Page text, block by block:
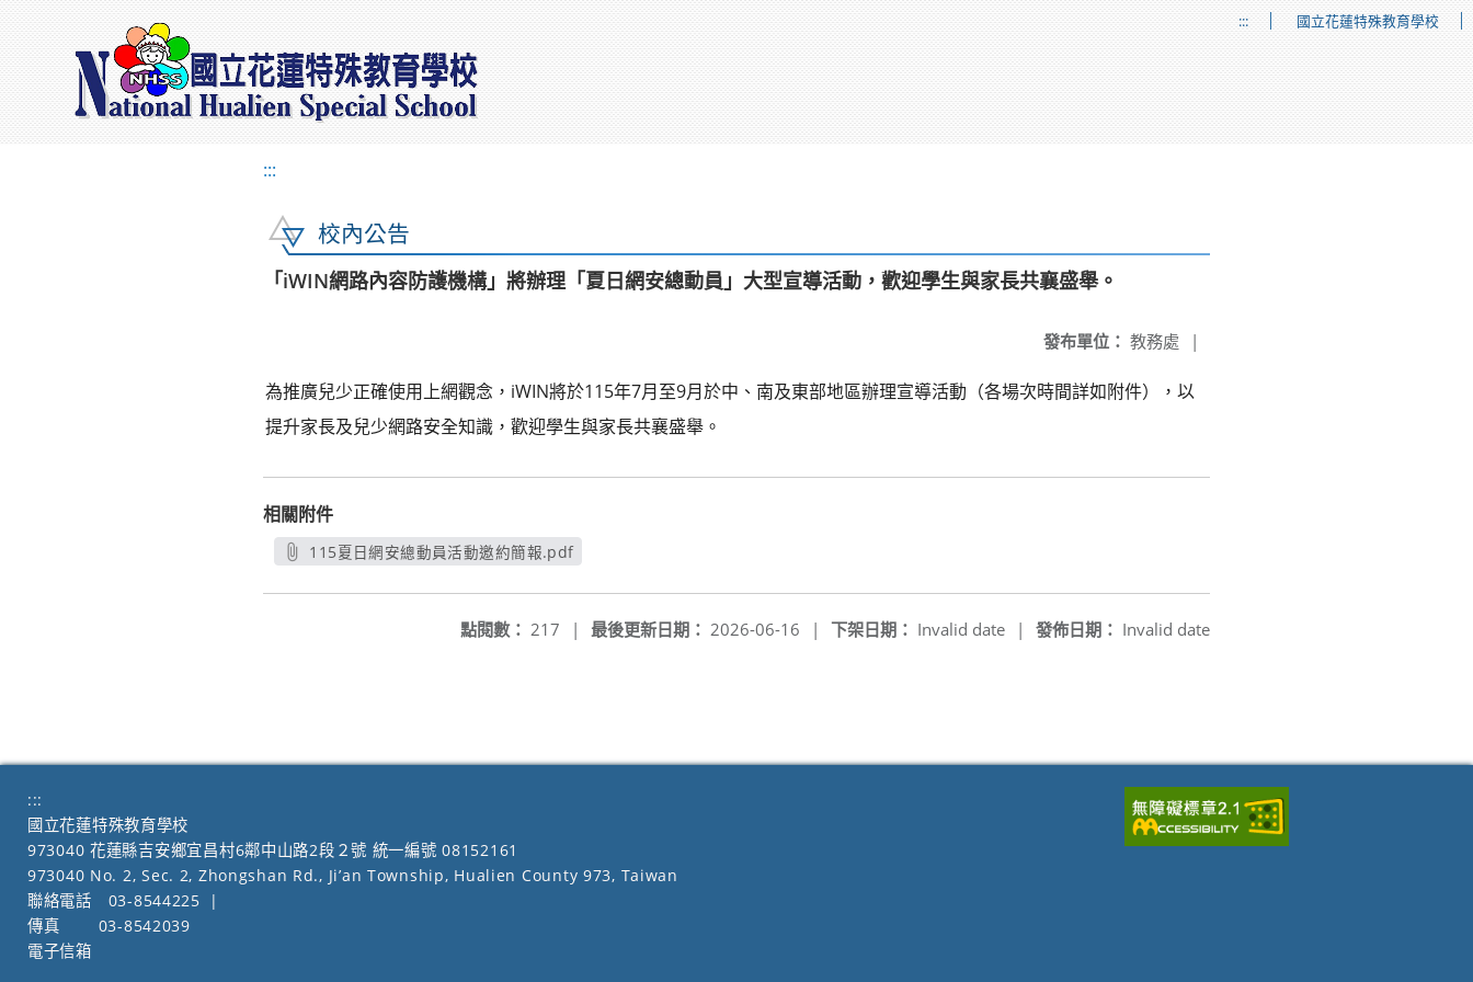
::: 國立花蓮特殊教育學校
:::
校內公告
「iWIN網路內容防護機構」將辦理「夏日網安總動員」大型宣導活動，歡迎學生與家長共襄盛舉。
發布單位： 教務處 |
為推廣兒少正確使用上網觀念，iWIN將於115年7月至9月於中、南及東部地區辦理宣導活動（各場次時間詳如附件），以
提升家長及兒少網路安全知識，歡迎學生與家長共襄盛舉。
相關附件
115夏日網安總動員活動邀約簡報.pdf
發佈日期： Invalid date
下架日期： Invalid date |
最後更新日期： 2026-06-16 |
點閱數： 217 |
:::
國立花蓮特殊教育學校
973040 花蓮縣吉安鄉宜昌村6鄰中山路2段２號 統一編號 08152161
973040 No. 2, Sec. 2, Zhongshan Rd., Ji’an Township, Hualien County 973, Taiwan
聯絡電話
03-8544225
|
傳真
03-8542039
電子信箱